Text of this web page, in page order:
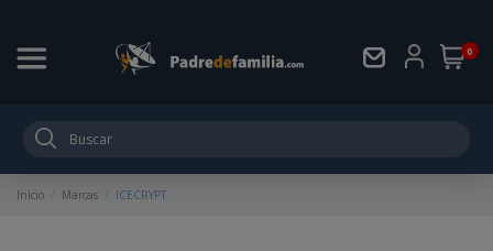
0
Inicio Marcas ICECRYPT